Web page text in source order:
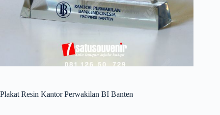
Plakat Resin Kantor Perwakilan BI Banten